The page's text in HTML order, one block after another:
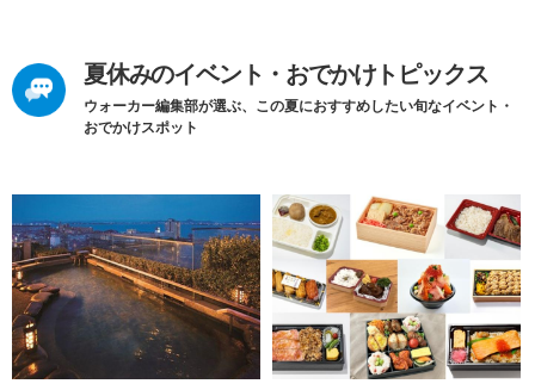
夏休みのイベント・おでかけトピックス
ウォーカー編集部が選ぶ、この夏におすすめしたい旬なイベント・
おでかけスポット